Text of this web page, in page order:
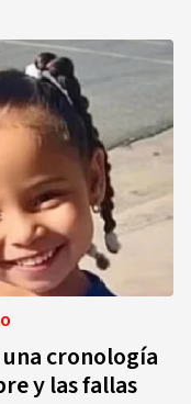
cronología
y las fallas